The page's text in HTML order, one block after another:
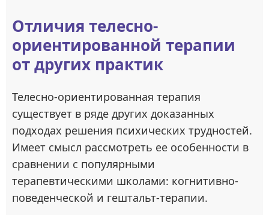
Отличия телесно-
ориентированной терапии
от других практик
Телесно-ориентированная терапия
существует в ряде других доказанных
подходах решения психических трудностей.
Имеет смысл рассмотреть ее особенности в
сравнении с популярными
терапевтическими школами: когнитивно-
поведенческой и гештальт-терапии.